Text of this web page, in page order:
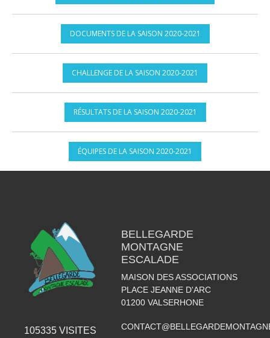
DOCUMENTS DE LA SAISON 2020-2021
CHALLENGE DE LA SAISON 2020-2021
RÉSULTATS DE LA SAISON 2020-2021
ÉQUIPES DE LA SAISON 2020-2021
105335 VISITES
BELLEGARDE
MONTAGNE
ESCALADE
MAISON DES ASSOCIATIONS
PLACE JEANNE D'ARC
01200 VALSERHONE